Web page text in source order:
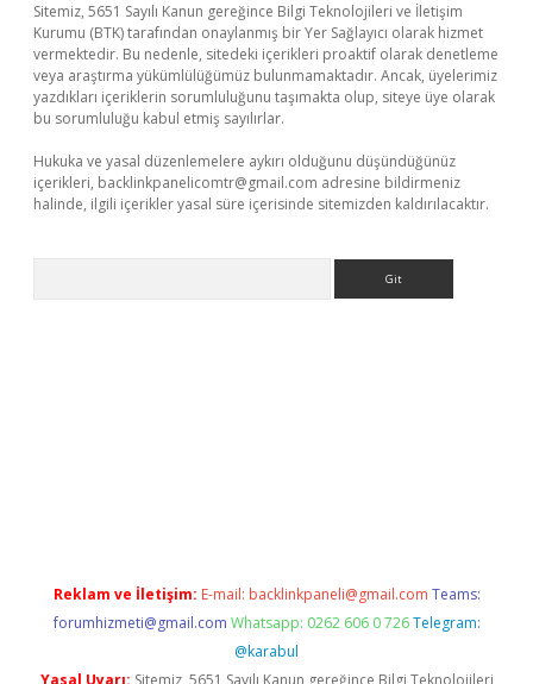
Sitemiz, 5651 Sayılı Kanun gereğince Bilgi Teknolojileri ve İletişim
Kurumu (BTK) tarafından onaylanmış bir Yer Sağlayıcı olarak hizmet
vermektedir. Bu nedenle, sitedeki içerikleri proaktif olarak denetleme
veya araştırma yükümlülüğümüz bulunmamaktadır. Ancak, üyelerimiz
yazdıkları içeriklerin sorumluluğunu taşımakta olup, siteye üye olarak
bu sorumluluğu kabul etmiş sayılırlar.
Hukuka ve yasal düzenlemelere aykırı olduğunu düşündüğünüz
içerikleri, backlinkpanelicomtr@gmail.com adresine bildirmeniz
halinde, ilgili içerikler yasal süre içerisinde sitemizden kaldırılacaktır.
Reklam ve İletişim: E-mail: backlinkpaneli@gmail.com Teams:
forumhizmeti@gmail.com Whatsapp: 0262 606 0 726 Telegram:
@karabul
Yasal Uyarı: Sitemiz, 5651 Sayılı Kanun gereğince Bilgi Teknolojileri